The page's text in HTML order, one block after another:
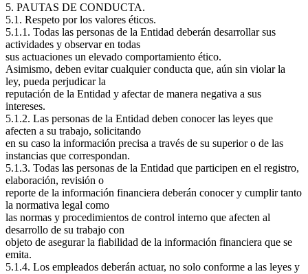
5. PAUTAS DE CONDUCTA.
5.1. Respeto por los valores éticos.
5.1.1. Todas las personas de la Entidad deberán desarrollar sus
actividades y observar en todas
sus actuaciones un elevado comportamiento ético.
Asimismo, deben evitar cualquier conducta que, aún sin violar la
ley, pueda perjudicar la
reputación de la Entidad y afectar de manera negativa a sus
intereses.
5.1.2. Las personas de la Entidad deben conocer las leyes que
afecten a su trabajo, solicitando
en su caso la información precisa a través de su superior o de las
instancias que correspondan.
5.1.3. Todas las personas de la Entidad que participen en el registro,
elaboración, revisión o
reporte de la información financiera deberán conocer y cumplir tanto
la normativa legal como
las normas y procedimientos de control interno que afecten al
desarrollo de su trabajo con
objeto de asegurar la fiabilidad de la información financiera que se
emita.
5.1.4. Los empleados deberán actuar, no solo conforme a las leyes y